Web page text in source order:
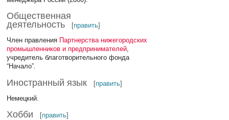
Общественная
деятельность
[править]
Член правления Партнерства нижегородских
промышленников и предпринимателей,
учредитель благотворительного фонда
“Начало”.
Иностранный язык [править]
Немецкий.
Хобби [править]